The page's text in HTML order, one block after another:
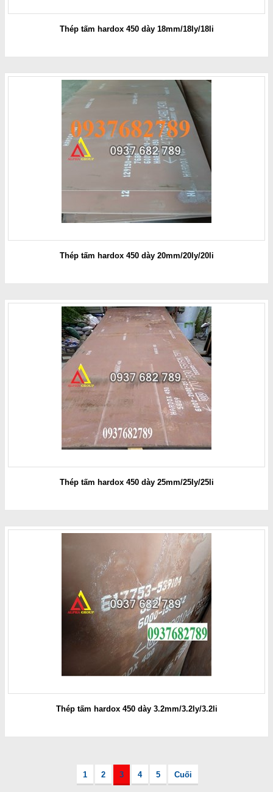
Thép tấm hardox 450 dày 18mm/18ly/18li
Thép tấm hardox 450 dày 20mm/20ly/20li
Thép tấm hardox 450 dày 25mm/25ly/25li
Thép tấm hardox 450 dày 3.2mm/3.2ly/3.2li
1 2 3 4 5 Cuối